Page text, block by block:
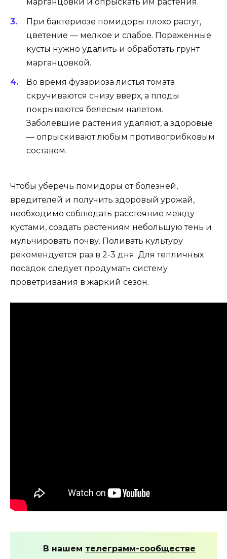
марганцовки и опрыскать им растения.
При бактериозе помидоры плохо растут,
цветение — мелкое и слабое. Пораженные
кусты нужно удалить и обработать грунт
марганцовкой.
Во время фузариоза листья томата
скручиваются снизу вверх, а плоды
покрываются белесым налетом.
Заболевшие растения удаляют, а здоровые
— опрыскивают любым противогрибковым
составом.
Чтобы уберечь помидоры от болезней,
вредителей и получить здоровый урожай,
необходимо соблюдать расстояние между
кустами, создать растениям небольшую тень и
мульчировать почву. Поливать культуру
рекомендуется раз в 2-3 дня. Для тепличных
посадок следует продумать систему
проветривания в жаркий сезон.
В нашем телеграмм-сообществе